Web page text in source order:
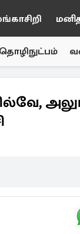
தொழிநுட்பம்